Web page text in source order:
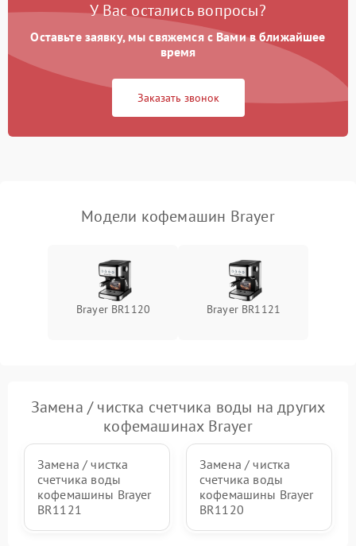
У Вас остались вопросы?
Оставьте заявку, мы свяжемся с Вами в ближайшее
время
Заказать звонок
Модели кофемашин Brayer
Brayer BR1120 Brayer BR1121
Замена / чистка счетчика воды на других
кофемашинах Brayer
Замена / чистка
счетчика воды
кофемашины Brayer
BR1121
Замена / чистка
счетчика воды
кофемашины Brayer
BR1120